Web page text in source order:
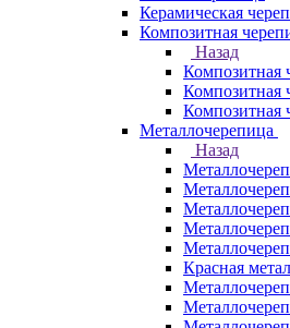
Керамическая
Композитная
Назад
Композитная
Композитная
Композитная
Металлочерепица
Назад
Красная